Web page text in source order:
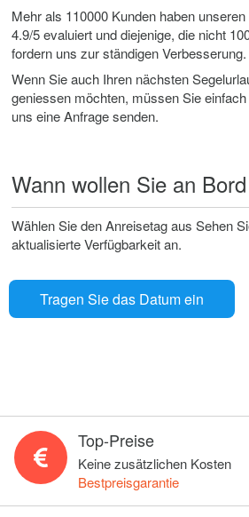
Mehr als 110000 Kunden haben
4.9/5 evaluiert und diejenige, die nicht
fordern uns zur ständigen Verbesserung.
Wenn Sie auch Ihren nächsten
geniessen möchten, müssen Sie
uns eine Anfrage senden.
Wann wollen Sie an
Wählen Sie den Anreisetag aus Sehen
aktualisierte Verfügbarkeit an.
Tragen Sie das Datum ein
Top-Preise
Keine zusätzlichen Kosten
Bestpreisgarantie